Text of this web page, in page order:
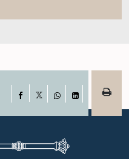
Facebook
WhatsAppLinkedIn